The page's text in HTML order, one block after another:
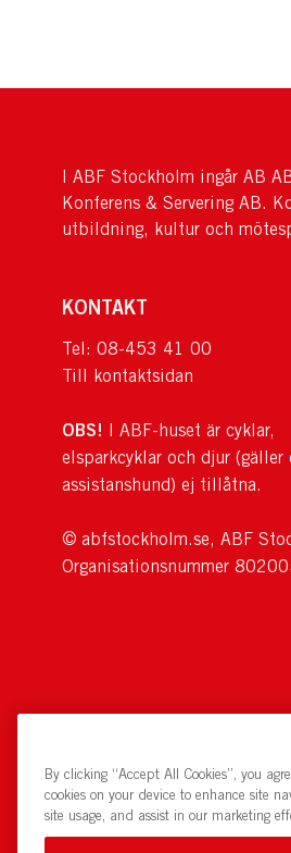
I ABF Stockholm ingår AB
Konferens & Servering AB.
utbildning, kultur och
KONTAKT
Tel: 08-453 41 00
Till kontaktsidan
OBS! I ABF-huset är cyklar,
elsparkcyklar och djur (gäller
assistanshund) ej tillåtna.
© abfstockholm.se, ABF
Organisationsnummer
By clicking “Accept All Cookies”, you
cookies on your device to enhance site
site usage, and assist in our marketing